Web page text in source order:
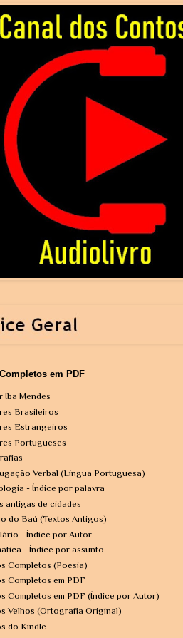
em PDF
Iba Mendes
Brasileiros
Estrangeiros
Portugueses
Verbal (Língua Portuguesa)
- Índice por palavra
antigas de cidades
do Baú (Textos Antigos)
- Índice por Autor
- Índice por assunto
Completos (Poesia)
Completos em PDF
Completos em PDF (Índice por Autor)
Velhos (Ortografia Original)
do Kindle